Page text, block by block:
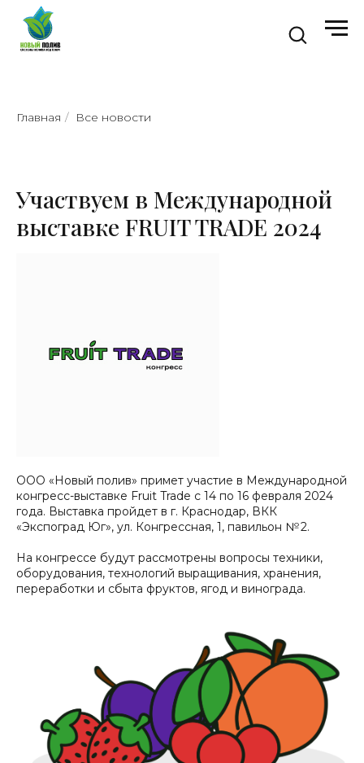
Главная / Все новости
Участвуем в Международной
выставке FRUIT TRADE 2024
ООО «Новый полив» примет участие в Международной
конгресс-выставке Fruit Trade c 14 по 16 февраля 2024
года. Выставка пройдет в г. Краснодар, ВКК
«Экспоград Юг», ул. Конгрессная, 1, павильон № 2.
На конгрессе будут рассмотрены вопросы техники,
оборудования, технологий выращивания, хранения,
переработки и сбыта фруктов, ягод и винограда.